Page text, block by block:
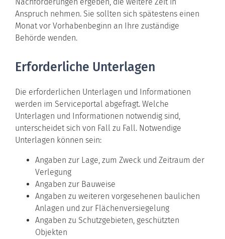
Anspruch nehmen. Sie sollten sich spätestens einen
Monat vor Vorhabenbeginn an Ihre zuständige
Behörde wenden.
Erforderliche Unterlagen
Die erforderlichen Unterlagen und Informationen
werden im Serviceportal abgefragt. Welche
Unterlagen und Informationen notwendig sind,
unterscheidet sich von Fall zu Fall. Notwendige
Unterlagen können sein:
Angaben zur Lage, zum Zweck und Zeitraum der
Verlegung
Angaben zur Bauweise
Angaben zu weiteren vorgesehenen baulichen
Anlagen und zur Flächenversiegelung
Angaben zu Schutzgebieten, geschützten
Objekten